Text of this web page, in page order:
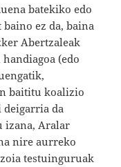
batekiko edo
ez da, baina
Abertzaleak
(edo
baititu koalizio
da
izana, Aralar
nire aurreko
testuinguruak